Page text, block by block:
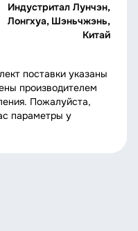
Индустритал Лунчэн,
Лонгхуа, Шэньчжэнь,
Китай
поставки указаны
производителем
Пожалуйста,
параметры у